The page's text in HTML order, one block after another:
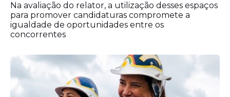
Na avaliação do relator, a utilização desses espaços
para promover candidaturas compromete a
igualdade de oportunidades entre os
concorrentes